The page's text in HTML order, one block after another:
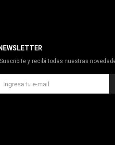
y recibí todas nuestras